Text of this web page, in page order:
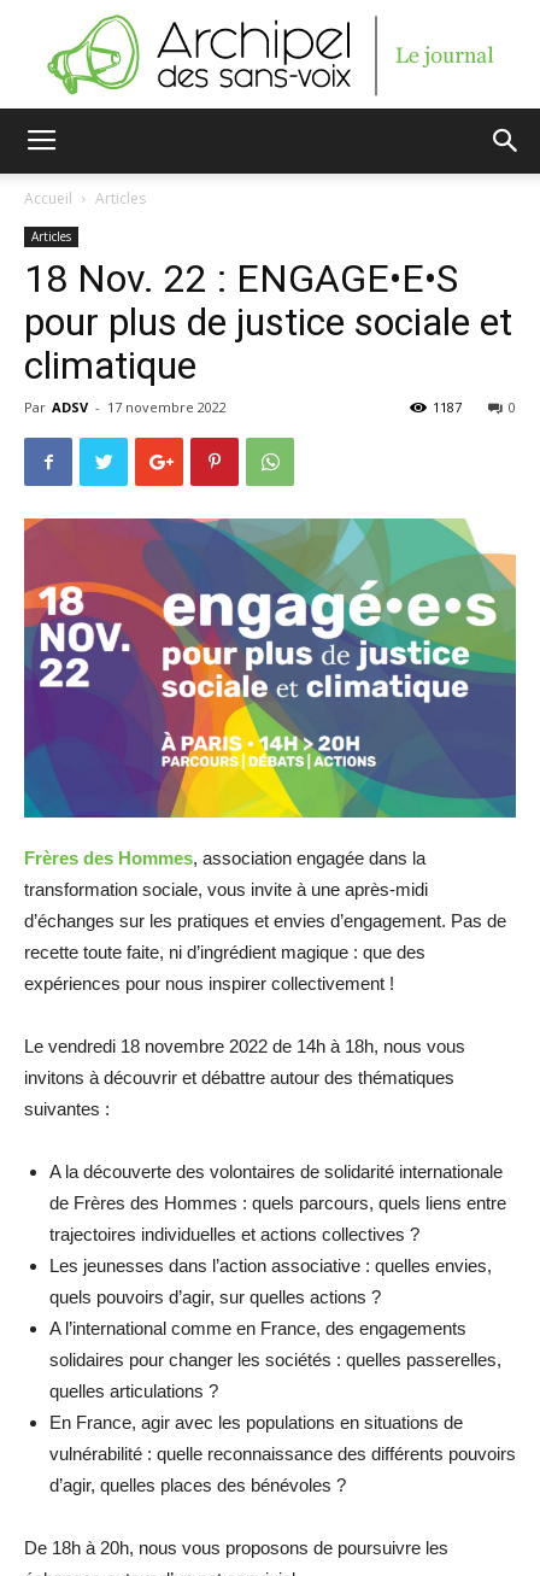
voix
Accueil Articles
Articles
18 Nov. 22 : ENGAGE•E•S
pour plus de justice sociale et
climatique
Par ADSV - 17 novembre 2022 0
1187
Frères des Hommes, association engagée dans la
transformation sociale, vous invite à une après-midi
d’échanges sur les pratiques et envies d’engagement. Pas de
recette toute faite, ni d’ingrédient magique : que des
expériences pour nous inspirer collectivement !
Le vendredi 18 novembre 2022 de 14h à 18h, nous vous
invitons à découvrir et débattre autour des thématiques
suivantes :
A la découverte des volontaires de solidarité internationale
de Frères des Hommes : quels parcours, quels liens entre
trajectoires individuelles et actions collectives ?
Les jeunesses dans l’action associative : quelles envies,
quels pouvoirs d’agir, sur quelles actions ?
A l’international comme en France, des engagements
solidaires pour changer les sociétés : quelles passerelles,
quelles articulations ?
En France, agir avec les populations en situations de
vulnérabilité : quelle reconnaissance des différents pouvoirs
d’agir, quelles places des bénévoles ?
De 18h à 20h, nous vous proposons de poursuivre les